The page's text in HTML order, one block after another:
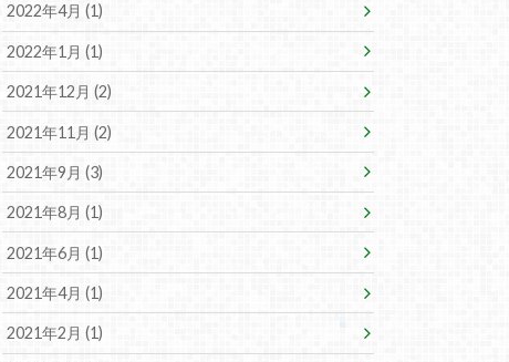
2022年4月 (1)
2022年1月 (1)
2021年12月 (2)
2021年11月 (2)
2021年9月 (3)
2021年8月 (1)
2021年6月 (1)
2021年4月 (1)
2021年2月 (1)